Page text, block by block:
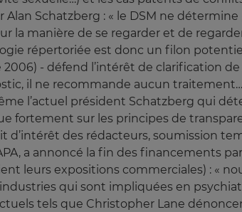
Alan Schatzberg : « le DSM ne détermine
la manière de se regarder et de
répertoriée est donc un filon
- défend l’intérêt de clarification de
il ne recommande aucun
l’actuel président Schatzberg qui
fortement sur les principes de
des rédacteurs, soumission
a annoncé la fin des financements
leurs expositions commerciales) : «
qui sont impliquées en
tels que Christopher Lane